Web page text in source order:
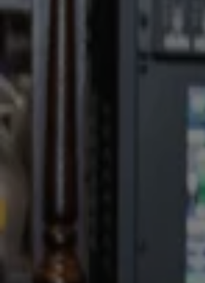
7 okt 2020, 11:38
Rapper Boef wil boeten voor
6 okt 2020, 12:38
Onduidelijkheid over misbruik Nicky Verstappen
5 okt 2020, 11:02
Voorarrest verdachte van beroving Gordon
18 jaar cel geëist voor moord op buurman Almere
30 sep 2020, 17:04
30 sep 2020, 11:13